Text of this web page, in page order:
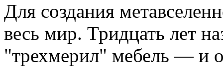
Для создания
весь мир. Тридцать лет
"трехмерил" мебель — и